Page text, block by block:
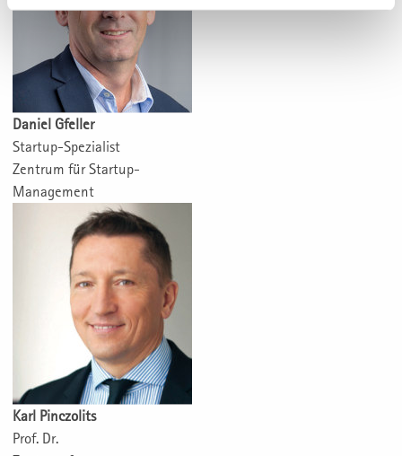
Daniel Gfeller
Startup-Spezialist
Zentrum für Startup-
Management
Karl Pinczolits
Prof. Dr.